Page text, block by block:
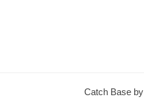
Catch Base by